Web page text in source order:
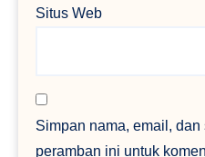
Situs Web
Simpan nama, email,
peramban ini untuk